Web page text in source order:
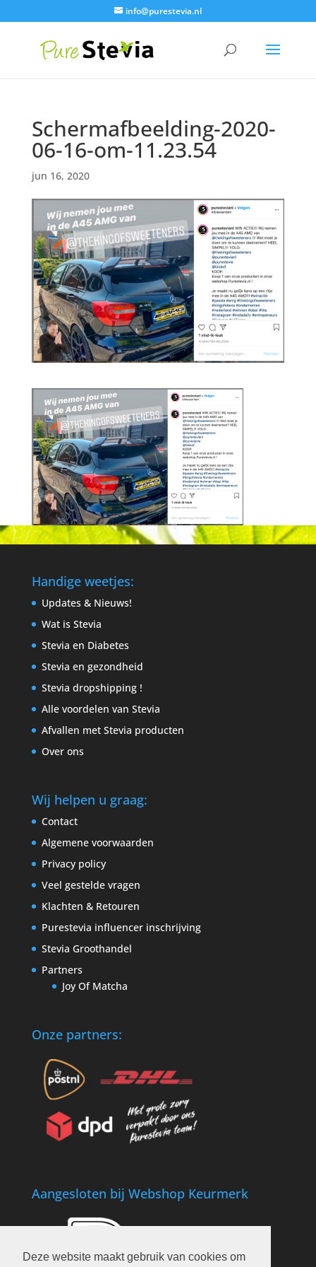
Deze website maakt gebruik van cookies om
info@purestevia.nl
Schermafbeelding-2020-
06-16-om-11.23.54
jun 16, 2020
Handige weetjes:
Updates & Nieuws!
Wat is Stevia
Stevia en Diabetes
Stevia en gezondheid
Stevia dropshipping !
Alle voordelen van Stevia
Afvallen met Stevia producten
Over ons
Wij helpen u graag:
Contact
Algemene voorwaarden
Privacy policy
Veel gestelde vragen
Klachten & Retouren
Purestevia influencer inschrijving
Stevia Groothandel
Partners
Joy Of Matcha
Onze partners:
Aangesloten bij Webshop Keurmerk